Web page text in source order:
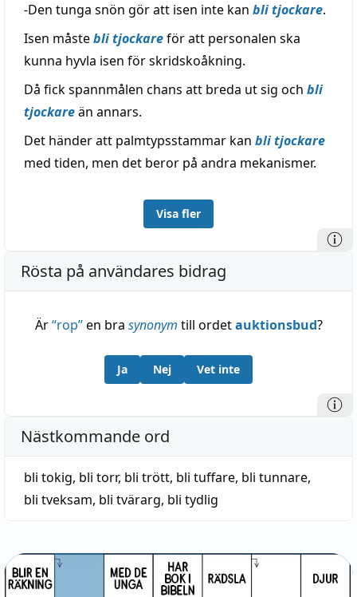
-Den tunga snön gör att isen inte kan bli tjockare.
Isen måstebli tjockareför att personalen ska
kunna hyvla isen för skridskoåkning.
Då fick spannmålen chans att breda ut sig och bli
tjockareän annars.
Det händer att palmtypsstammar kan bli tjockare
med tiden, men det beror på andra mekanismer.
Visa fler
Rösta på användares bidrag
Är“rop”en bra synonym till ordetauktionsbud?
Ja Nej Vet inte
Nästkommande ord
bli tokig, bli torr, bli trött, bli tuffare, bli tunnare,
bli tveksam, bli tvärarg, bli tydlig